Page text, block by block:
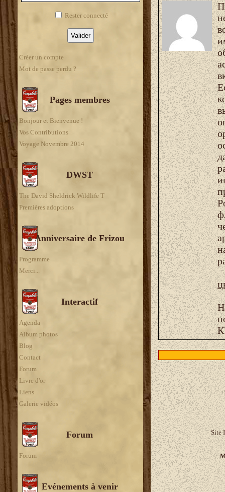
Rester connecté
Créer un compte
Mot de passe perdu ?
Pages membres
Bonjour et Bienvenue !
Vos Contributions
Voyage Novembre 2014
DWST
The David Sheldrick Wildlife T
Premières adoptions
Anniversaire de Frizou
Programme
Merci...
Interactif
Agenda
Album photos
Blog
Contact
Forum
Livre d'or
Liens
Galerie vidéos
Forum
Forum
Evénements à venir
Site